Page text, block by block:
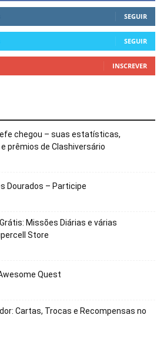
SEGUIR
SEGUIR
INSCREVER
chegou – suas estatísticas,
prêmios de Clashiversário
Dourados – Participe
Missões Diárias e várias
Store
Quest
Cartas, Trocas e Recompensas no